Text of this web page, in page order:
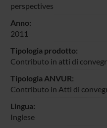
perspectives
Anno:
2011
Tipologia prodotto:
Contributo in atti di
Tipologia ANVUR:
Contributo in Atti di
Lingua:
Inglese